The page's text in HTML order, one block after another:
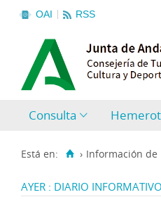
OAI RSS
Consulta
Está en: › Información de
AYER : DIARIO